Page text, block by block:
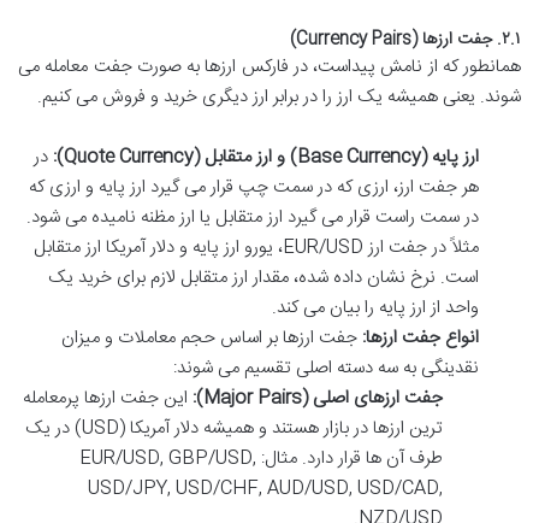
۲.۱. جفت ارزها (Currency Pairs)
همانطور که از نامش پیداست، در فارکس ارزها به صورت جفت معامله می
شوند. یعنی همیشه یک ارز را در برابر ارز دیگری خرید و فروش می کنیم.
ارز پایه (Base Currency) و ارز متقابل (Quote Currency):
در
هر جفت ارز، ارزی که در سمت چپ قرار می گیرد ارز پایه و ارزی که
در سمت راست قرار می گیرد ارز متقابل یا ارز مظنه نامیده می شود.
مثلاً در جفت ارز EUR/USD، یورو ارز پایه و دلار آمریکا ارز متقابل
است. نرخ نشان داده شده، مقدار ارز متقابل لازم برای خرید یک
واحد از ارز پایه را بیان می کند.
انواع جفت ارزها: جفت ارزها بر اساس حجم معاملات و میزان
نقدینگی به سه دسته اصلی تقسیم می شوند:
جفت ارزهای اصلی (Major Pairs):
این جفت ارزها پرمعامله
ترین ارزها در بازار هستند و همیشه دلار آمریکا (USD) در یک
طرف آن ها قرار دارد. مثال: EUR/USD, GBP/USD,
USD/JPY, USD/CHF, AUD/USD, USD/CAD,